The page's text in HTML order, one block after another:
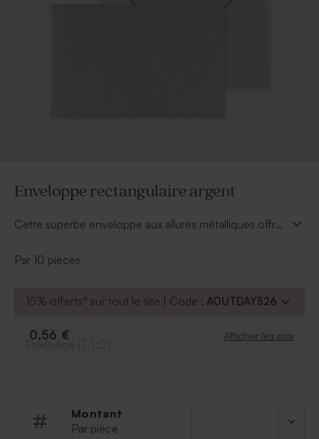
Enveloppe rectangulaire argent
Cette superbe enveloppe aux allures métalliques offre
vraie touche de modernité et d'originalité.
Par 10 pièces
15% offerts* sur tout le site | Code : AOUTDAYS26
0,56 € Afficher les prix
Montant
Par pièce